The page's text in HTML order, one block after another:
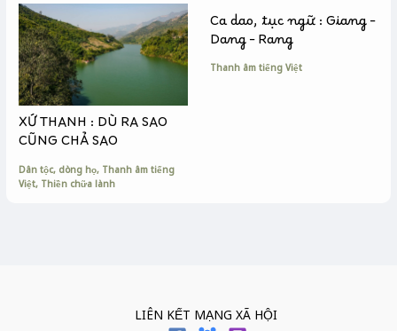
XỨ THANH : DÙ RA SAO
CŨNG CHẢ SAO
Dân tộc, dòng họ, Thanh âm tiếng
Việt, Thiền chữa lành
Ca dao, tục ngữ : Giang –
Dang – Rang
Thanh âm tiếng Việt
LIÊN KẾT MẠNG XÃ HỘI